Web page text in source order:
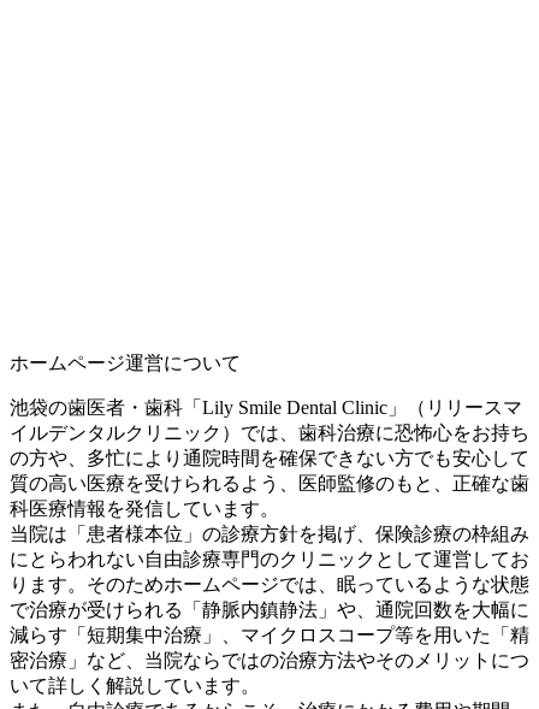
ホームページ運営について
池袋の歯医者・歯科「Lily Smile Dental Clinic」（リリースマ
イルデンタルクリニック）では、歯科治療に恐怖心をお持ち
の方や、多忙により通院時間を確保できない方でも安心して
質の高い医療を受けられるよう、医師監修のもと、正確な歯
科医療情報を発信しています。
当院は「患者様本位」の診療方針を掲げ、保険診療の枠組み
にとらわれない自由診療専門のクリニックとして運営してお
ります。そのためホームページでは、眠っているような状態
で治療が受けられる「静脈内鎮静法」や、通院回数を大幅に
減らす「短期集中治療」、マイクロスコープ等を用いた「精
密治療」など、当院ならではの治療方法やそのメリットにつ
いて詳しく解説しています。